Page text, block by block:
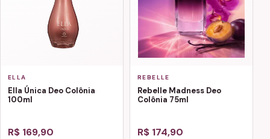
ELLA
Ella Única Deo Colônia
100ml
R$ 169,90
REBELLE
Rebelle Madness Deo
Colônia 75ml
R$ 174,90